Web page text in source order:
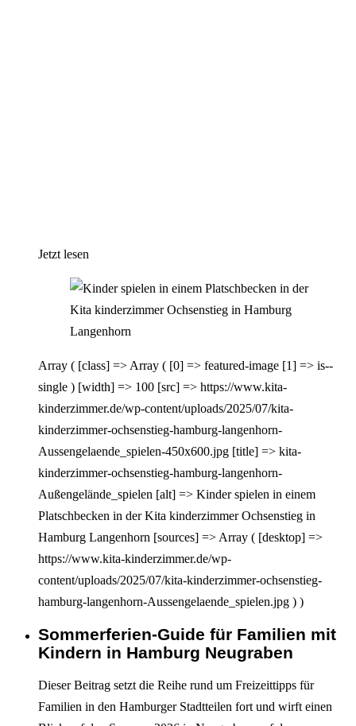
Jetzt lesen
Array ( [class] => Array ( [0] => featured-image [1] => is--
single ) [width] => 100 [src] => https://www.kita-
kinderzimmer.de/wp-content/uploads/2025/07/kita-
kinderzimmer-ochsenstieg-hamburg-langenhorn-
Aussengelaende_spielen-450x600.jpg [title] => kita-
kinderzimmer-ochsenstieg-hamburg-langenhorn-
Außengelände_spielen [alt] => Kinder spielen in einem
Platschbecken in der Kita kinderzimmer Ochsenstieg in
Hamburg Langenhorn [sources] => Array ( [desktop] =>
https://www.kita-kinderzimmer.de/wp-
content/uploads/2025/07/kita-kinderzimmer-ochsenstieg-
hamburg-langenhorn-Aussengelaende_spielen.jpg ) )
Interagieren
Sommerferien-Guide für Familien mit
Kindern in Hamburg Neugraben
Dieser Beitrag setzt die Reihe rund um Freizeittipps für
Familien in den Hamburger Stadtteilen fort und wirft einen